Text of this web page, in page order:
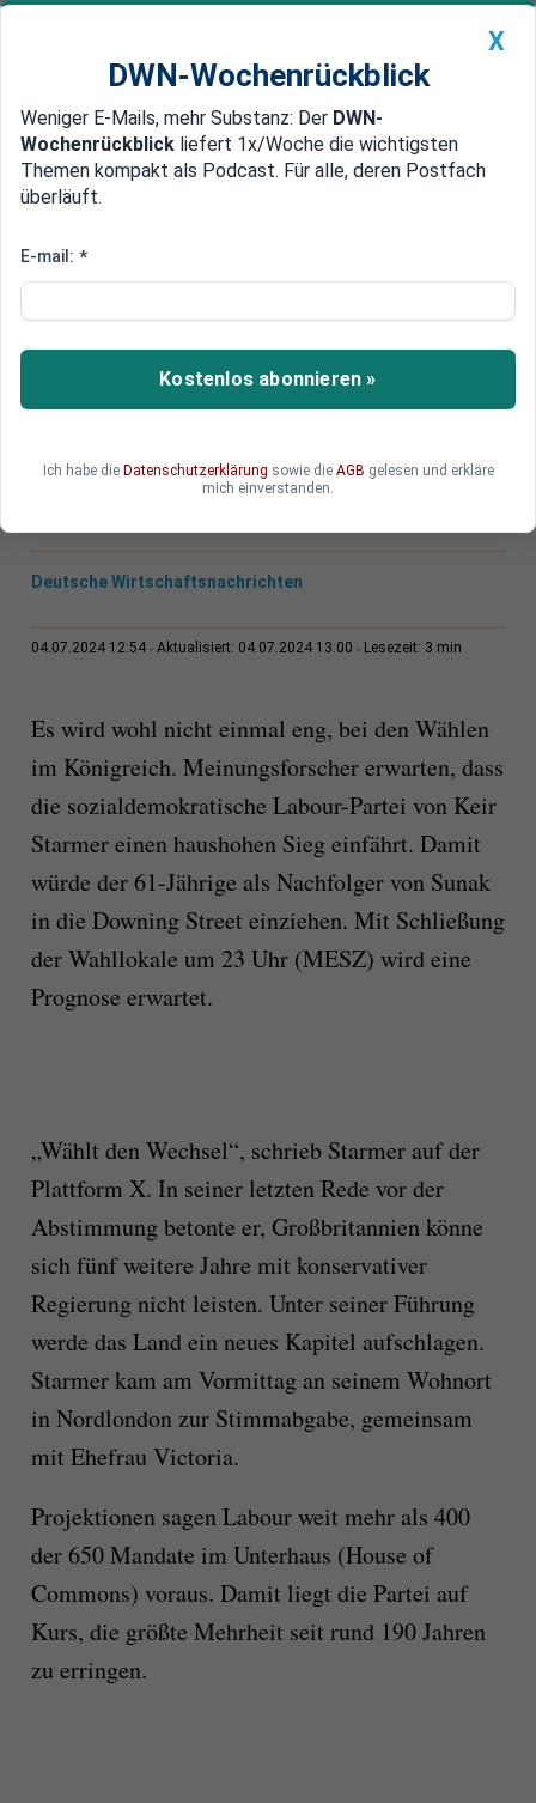
Newsticker MEIN DWN: Geldanlage Premium
Edelmetalle DWN-Magazin China
Britische Parlamentswahl:
Pleite
Das Vereinigte Königreich wählt ein neues
Parlament. Premierminister Rishi Sunak und
historische Niederlage.
Deutsche Wirtschaftsnachrichten
04.07.2024 12:54 Aktualisiert: 04.07.2024 13:00 Lesezeit: 3 min
Es wird wohl nicht einmal eng, bei den Wählen
im Königreich. Meinungsforscher erwarten, dass
die sozialdemokratische Labour-Partei von Keir
Starmer einen haushohen Sieg einfährt. Damit
würde der 61-Jährige als Nachfolger von Sunak
in die Downing Street einziehen. Mit Schließung
der Wahllokale um 23 Uhr (MESZ) wird eine
Prognose erwartet.
„Wählt den Wechsel“, schrieb Starmer auf der
Plattform X. In seiner letzten Rede vor der
Abstimmung betonte er, Großbritannien könne
sich fünf weitere Jahre mit konservativer
Regierung nicht leisten. Unter seiner Führung
werde das Land ein neues Kapitel aufschlagen.
Starmer kam am Vormittag an seinem Wohnort
in Nordlondon zur Stimmabgabe, gemeinsam
mit Ehefrau Victoria.
Projektionen sagen Labour weit mehr als 400
der 650 Mandate im Unterhaus (House of
Commons) voraus. Damit liegt die Partei auf
Kurs, die größte Mehrheit seit rund 190 Jahren
zu erringen.
X
DWN-Wochenrückblick
Weniger E-Mails, mehr Substanz: Der DWN-
Wochenrückblick liefert 1x/Woche die wichtigsten
Themen kompakt als Podcast. Für alle, deren Postfach
überläuft.
E-mail: *
Kostenlos abonnieren »
Ich habe die Datenschutzerklärung sowie die AGB gelesen und erkläre
mich einverstanden.